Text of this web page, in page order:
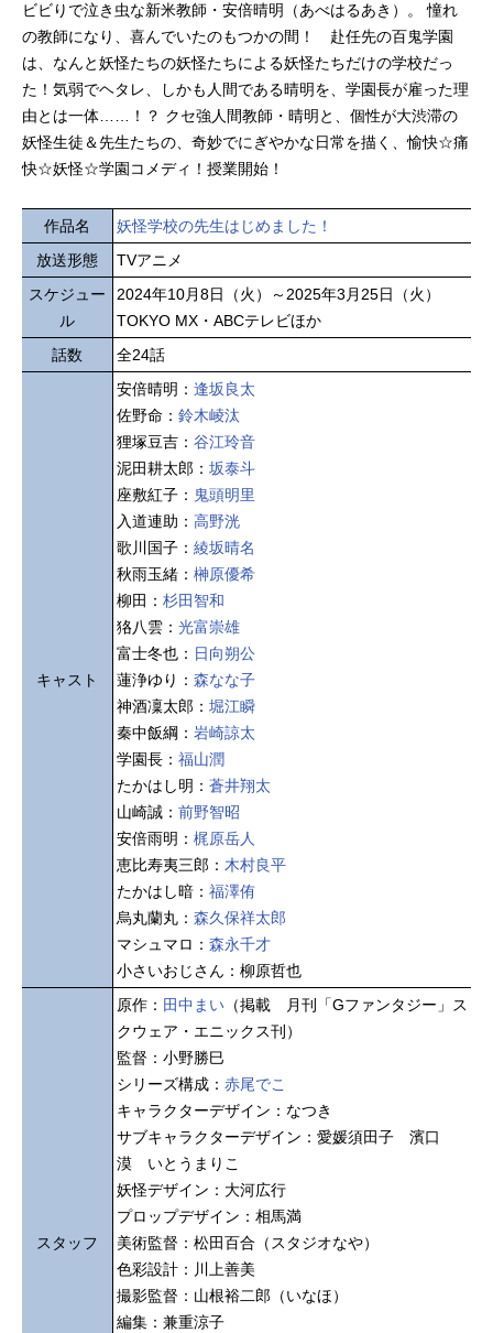
ビビりで泣き虫な新米教師・安倍晴明（あべはるあき）。 憧れ
の教師になり、喜んでいたのもつかの間！ 赴任先の百鬼学園
は、なんと妖怪たちの妖怪たちによる妖怪たちだけの学校だっ
た！気弱でヘタレ、しかも人間である晴明を、学園長が雇った理
由とは一体……！？ クセ強人間教師・晴明と、個性が大渋滞の
妖怪生徒＆先生たちの、奇妙でにぎやかな日常を描く、愉快☆痛
快☆妖怪☆学園コメディ！授業開始！
作品名
妖怪学校の先生はじめました！
放送形態
TVアニメ
スケジュー
ル
2024年10月8日（火）～2025年3月25日（火）
TOKYO MX・ABCテレビほか
話数
全24話
キャスト
安倍晴明： 逢坂良太
佐野命： 鈴木崚汰
狸塚豆吉： 谷江玲音
泥田耕太郎： 坂泰斗
座敷紅子： 鬼頭明里
入道連助： 高野洸
歌川国子： 綾坂晴名
秋雨玉緒： 榊原優希
柳田： 杉田智和
狢八雲： 光富崇雄
富士冬也： 日向朔公
蓮浄ゆり： 森なな子
神酒凜太郎： 堀江瞬
秦中飯綱： 岩崎諒太
学園長： 福山潤
たかはし明： 蒼井翔太
山崎誠： 前野智昭
安倍雨明： 梶原岳人
恵比寿夷三郎： 木村良平
たかはし暗： 福澤侑
烏丸蘭丸： 森久保祥太郎
マシュマロ： 森永千才
小さいおじさん：柳原哲也
スタッフ
原作： 田中まい （掲載 月刊「Gファンタジー」ス
クウェア・エニックス刊）
監督：小野勝巳
シリーズ構成： 赤尾でこ
キャラクターデザイン：なつき
サブキャラクターデザイン：愛媛須田子 濱口
漠 いとうまりこ
妖怪デザイン：大河広行
プロップデザイン：相馬満
美術監督：松田百合（スタジオなや）
色彩設計：川上善美
撮影監督：山根裕二郎（いなほ）
編集：兼重涼子